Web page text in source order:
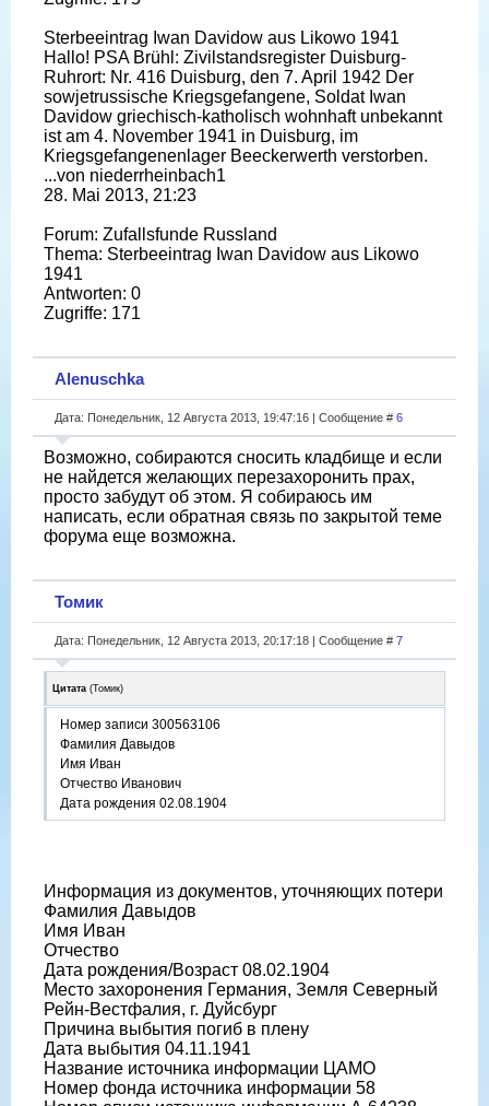
Sterbeeintrag Iwan Davidow aus Likowo 1941
Hallo! PSA Brühl: Zivilstandsregister Duisburg-
Ruhrort: Nr. 416 Duisburg, den 7. April 1942 Der
sowjetrussische Kriegsgefangene, Soldat Iwan
Davidow griechisch-katholisch wohnhaft unbekannt
ist am 4. November 1941 in Duisburg, im
Kriegsgefangenenlager Beeckerwerth verstorben.
...von niederrheinbach1
28. Mai 2013, 21:23
Forum: Zufallsfunde Russland
Thema: Sterbeeintrag Iwan Davidow aus Likowo
1941
Antworten: 0
Zugriffe: 171
Alenuschka
Дата: Понедельник, 12 Августа 2013, 19:47:16 | Сообщение # 6
Возможно, собираются сносить кладбище и если
не найдется желающих перезахоронить прах,
просто забудут об этом. Я собираюсь им
написать, если обратная связь по закрытой теме
форума еще возможна.
Томик
Дата: Понедельник, 12 Августа 2013, 20:17:18 | Сообщение # 7
Цитата (Томик)
Номер записи 300563106
Фамилия Давыдов
Имя Иван
Отчество Иванович
Дата рождения 02.08.1904
Информация из документов, уточняющих потери
Фамилия Давыдов
Имя Иван
Отчество
Дата рождения/Возраст 08.02.1904
Место захоронения Германия, Земля Северный
Рейн-Вестфалия, г. Дуйсбург
Причина выбытия погиб в плену
Дата выбытия 04.11.1941
Название источника информации ЦАМО
Номер фонда источника информации 58